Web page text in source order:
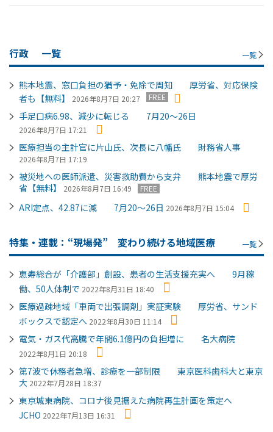
行政 一覧 一覧
熊本地震、窓口負担の猶予・免除で周知 厚労省、対応保険
者も【無料】
2026年8月7日 20:27 FREE
手足口病6.98、減少に転じる 7月20～26日
2026年8月7日 17:21
医療担当の主計官に片山氏、次長に八幡氏 財務省人事
2026年8月7日 17:19
被災地への医師派遣、災害救助費から支弁 熊本地震で厚労
省【無料】
2026年8月7日 16:49 FREE
ARI定点、42.87に減 7月20～26日 2026年8月7日 15:04
特集・連載：“現場発” 変わり続ける地域医療 一覧
恵寿総合が「介護部」創設、患者の生活支援充実へ 9月稼
働、50人体制で 2022年8月31日 18:40
医療過疎地域「車両で出張調剤」実証実験 厚労省、サンド
ボックスで認定へ 2022年8月30日 11:14
電気・ガス代高騰で年間6.1億円の負担増に 名大病院
2022年8月1日 20:18
第7波で休務者急増、診療を一部制限 東京医科歯科大と東京
大 2022年7月28日 18:37
東京城東病院、コロナ後見据えた病院再生計画を策定へ
JCHO 2022年7月13日 16:31